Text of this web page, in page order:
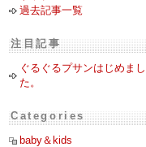
過去記事一覧
注目記事
ぐるぐるプサンはじめまし
た。
Categories
baby＆kids